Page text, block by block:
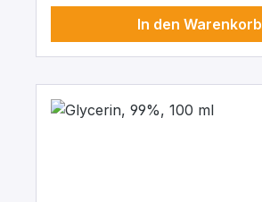
In den Warenkorb